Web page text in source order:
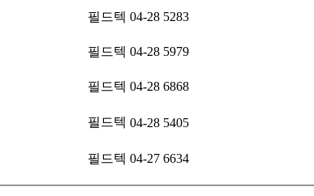
필드텍 04-28 5283
필드텍 04-28 5979
필드텍 04-28 6868
필드텍 04-28 5405
필드텍 04-27 6634